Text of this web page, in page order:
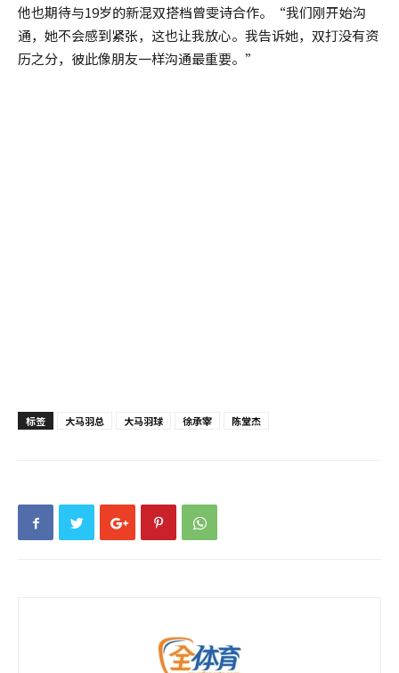
他也期待与19岁的新混双搭档曾雯诗合作。“我们刚开始沟
通，她不会感到紧张，这也让我放心。我告诉她，双打没有资
历之分，彼此像朋友一样沟通最重要。”
标签 大马羽总 大马羽球 徐承宰 陈堂杰